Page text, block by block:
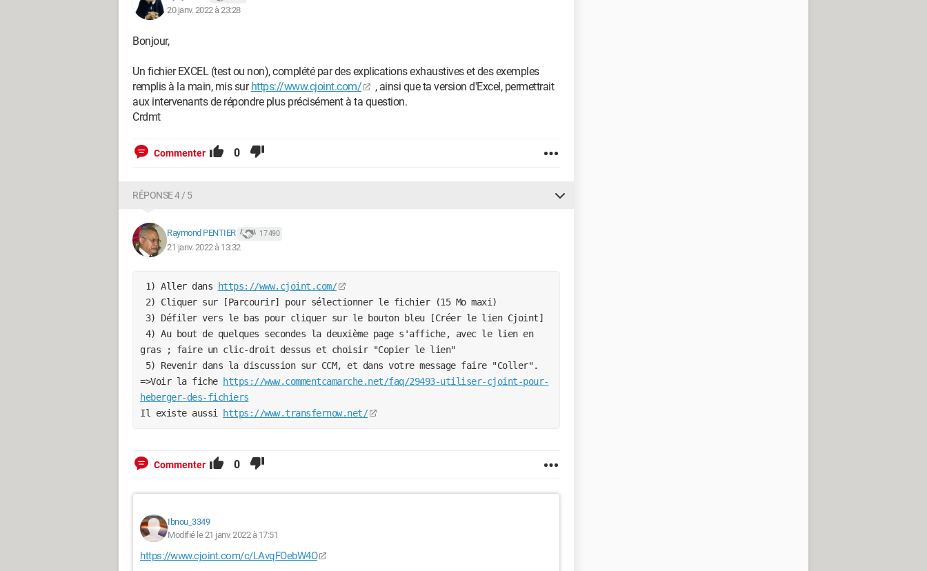
20 janv. 2022 à 23:28
Bonjour,
Un fichier EXCEL (test ou non), complété par des explications exhaustives et des exemples
remplis à la main, mis surhttps://www.cjoint.com/
, ainsi que ta version d'Excel, permettrait
aux intervenants de répondre plus précisément à ta question.
Crdmt
Commenter 0
RÉPONSE 4 / 5
Raymond PENTIER 17 490
21 janv. 2022 à 13:32
1) Aller dans
https://www.cjoint.com/
2) Cliquer sur [Parcourir] pour sélectionner le fichier (15 Mo maxi)
3) Défiler vers le bas pour cliquer sur le bouton bleu [Créer le lien Cjoint]
gras ; faire un clic-droit dessus et choisir "Copier le lien"
5) Revenir dans la discussion sur CCM, et dans votre message faire "Coller".
=>Voir la fiche https://www.commentcamarche.net/faq/29493-utiliser-cjoint-pour-
heberger-des-fichiers
Il existe aussi
https://www.transfernow.net/
Commenter 0
Ibnou_3349
Modifié le 21 janv. 2022 à 17:51
https://www.cjoint.com/c/LAvqFOebW4O